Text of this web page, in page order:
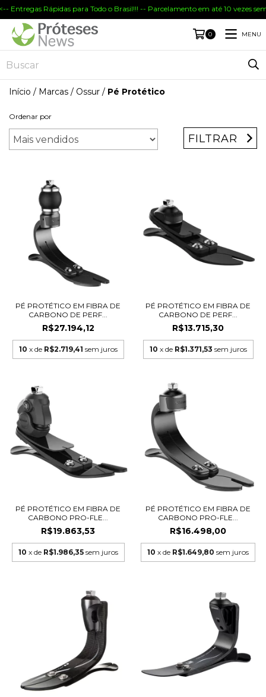
Entregas Rápidas para Todo o Brasil!!! -- Parcelamento em até 10 vezes
0 MENU
Início / Marcas / Ossur / Pé Protético
Ordenar por
FILTRAR
PÉ PROTÉTICO EM FIBRA DE
CARBONO DE PERF...
R$27.194,12
10 x de R$2.719,41 sem juros
PÉ PROTÉTICO EM FIBRA DE
CARBONO DE PERF...
R$13.715,30
10 x de R$1.371,53 sem juros
PÉ PROTÉTICO EM FIBRA DE
CARBONO PRO-FLE...
R$19.863,53
10 x de R$1.986,35 sem juros
PÉ PROTÉTICO EM FIBRA DE
CARBONO PRO-FLE...
R$16.498,00
10 x de R$1.649,80 sem juros